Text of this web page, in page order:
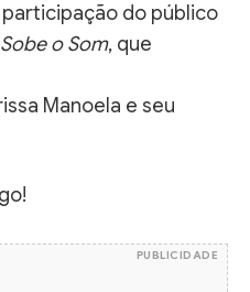
do público
Sobe o Som, que
Manoela e seu
PUBLICIDADE